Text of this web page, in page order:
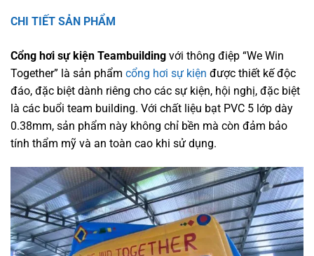
CHI TIẾT SẢN PHẨM
Cổng hơi sự kiện Teambuilding với thông điệp “We Win
Together” là sản phẩm cổng hơi sự kiện được thiết kế độc
đáo, đặc biệt dành riêng cho các sự kiện, hội nghị, đặc biệt
là các buổi team building. Với chất liệu bạt PVC 5 lớp dày
0.38mm, sản phẩm này không chỉ bền mà còn đảm bảo
tính thẩm mỹ và an toàn cao khi sử dụng.